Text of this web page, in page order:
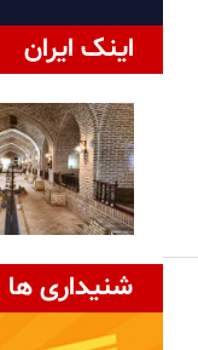
اینک ایران
شنیداری ها